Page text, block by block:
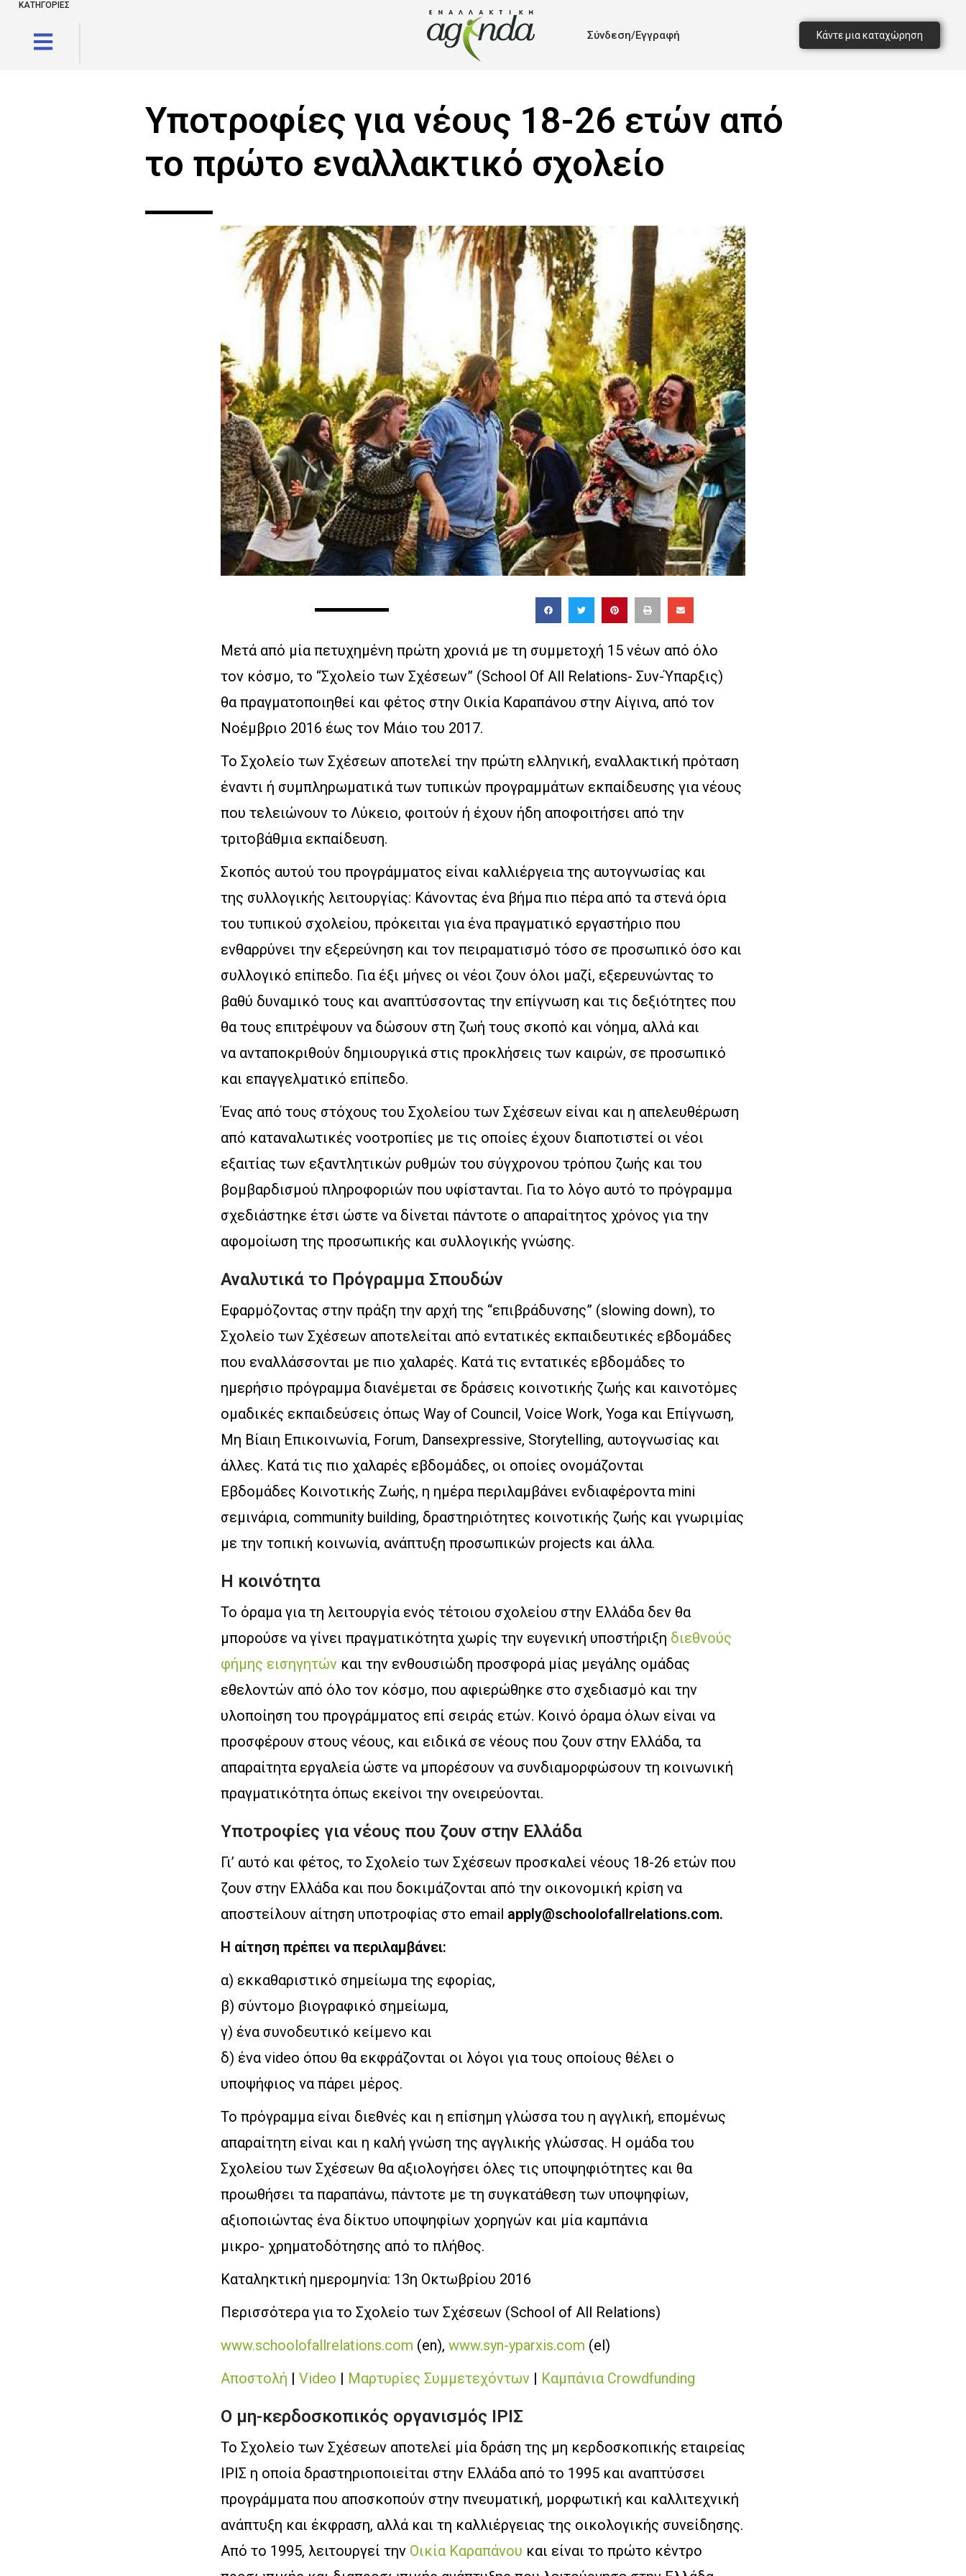
ΚΑΤΗΓΟΡΙΕΣ
Σύνδεση/Εγγραφή Κάντε μια καταχώρηση
Υποτροφίες για νέους 18-26 ετών από
το πρώτο εναλλακτικό σχολείο
Μετά από μία πετυχημένη πρώτη χρονιά με τη συμμετοχή 15 νέων από όλο
τον κόσμο, το “Σχολείο των Σχέσεων” (School Of All Relations- Συν-Ύπαρξις)
θα πραγματοποιηθεί και φέτος στην Οικία Καραπάνου στην Αίγινα, από τον
Νοέμβριο 2016 έως τον Μάιο του 2017.
Το Σχολείο των Σχέσεων αποτελεί την πρώτη ελληνική, εναλλακτική πρόταση
έναντι ή συμπληρωματικά των τυπικών προγραμμάτων εκπαίδευσης για νέους
που τελειώνουν το Λύκειο, φοιτούν ή έχουν ήδη αποφοιτήσει από την
τριτοβάθμια εκπαίδευση.
Σκοπός αυτού του προγράμματος είναι καλλιέργεια της αυτογνωσίας και
της συλλογικής λειτουργίας: Κάνοντας ένα βήμα πιο πέρα από τα στενά όρια
του τυπικού σχολείου, πρόκειται για ένα πραγματικό εργαστήριο που
ενθαρρύνει την εξερεύνηση και τον πειραματισμό τόσο σε προσωπικό όσο και
συλλογικό επίπεδο. Για έξι μήνες οι νέοι ζουν όλοι μαζί, εξερευνώντας το
βαθύ δυναμικό τους και αναπτύσσοντας την επίγνωση και τις δεξιότητες που
θα τους επιτρέψουν να δώσουν στη ζωή τους σκοπό και νόημα, αλλά και
να ανταποκριθούν δημιουργικά στις προκλήσεις των καιρών, σε προσωπικό
και επαγγελματικό επίπεδο.
Ένας από τους στόχους του Σχολείου των Σχέσεων είναι και η απελευθέρωση
από καταναλωτικές νοοτροπίες με τις οποίες έχουν διαποτιστεί οι νέοι
εξαιτίας των εξαντλητικών ρυθμών του σύγχρονου τρόπου ζωής και του
βομβαρδισμού πληροφοριών που υφίστανται. Για το λόγο αυτό το πρόγραμμα
σχεδιάστηκε έτσι ώστε να δίνεται πάντοτε ο απαραίτητος χρόνος για την
αφομοίωση της προσωπικής και συλλογικής γνώσης.
Αναλυτικά το Πρόγραμμα Σπουδών
Εφαρμόζοντας στην πράξη την αρχή της “επιβράδυνσης” (slowing down), το
Σχολείο των Σχέσεων αποτελείται από εντατικές εκπαιδευτικές εβδομάδες
που εναλλάσσονται με πιο χαλαρές. Κατά τις εντατικές εβδομάδες το
ημερήσιο πρόγραμμα διανέμεται σε δράσεις κοινοτικής ζωής και καινοτόμες
ομαδικές εκπαιδεύσεις όπως Way of Council, Voice Work, Yoga και Επίγνωση,
Μη Βίαιη Επικοινωνία, Forum, Dansexpressive, Storytelling, αυτογνωσίας και
άλλες. Κατά τις πιο χαλαρές εβδομάδες, οι οποίες ονομάζονται
Εβδομάδες Κοινοτικής Ζωής, η ημέρα περιλαμβάνει ενδιαφέροντα mini
σεμινάρια, community building, δραστηριότητες κοινοτικής ζωής και γνωριμίας
με την τοπική κοινωνία, ανάπτυξη προσωπικών projects και άλλα.
Η κοινότητα
Το όραμα για τη λειτουργία ενός τέτοιου σχολείου στην Ελλάδα δεν θα
μπορούσε να γίνει πραγματικότητα χωρίς την ευγενική υποστήριξη διεθνούς
φήμης εισηγητών και την ενθουσιώδη προσφορά μίας μεγάλης ομάδας
εθελοντών από όλο τον κόσμο, που αφιερώθηκε στο σχεδιασμό και την
υλοποίηση του προγράμματος επί σειράς ετών. Κοινό όραμα όλων είναι να
προσφέρουν στους νέους, και ειδικά σε νέους που ζουν στην Ελλάδα, τα
απαραίτητα εργαλεία ώστε να μπορέσουν να συνδιαμορφώσουν τη κοινωνική
πραγματικότητα όπως εκείνοι την ονειρεύονται.
Υποτροφίες για νέους που ζουν στην Ελλάδα
Γι’ αυτό και φέτος, το Σχολείο των Σχέσεων προσκαλεί νέους 18-26 ετών που
ζουν στην Ελλάδα και που δοκιμάζονται από την οικονομική κρίση να
αποστείλουν αίτηση υποτροφίας στο email apply@schoolofallrelations.com.
Η αίτηση πρέπει να περιλαμβάνει:
α) εκκαθαριστικό σημείωμα της εφορίας,
β) σύντομο βιογραφικό σημείωμα,
γ) ένα συνοδευτικό κείμενο και
δ) ένα video όπου θα εκφράζονται οι λόγοι για τους οποίους θέλει ο
υποψήφιος να πάρει μέρος.
Το πρόγραμμα είναι διεθνές και η επίσημη γλώσσα του η αγγλική, επομένως
απαραίτητη είναι και η καλή γνώση της αγγλικής γλώσσας. Η ομάδα του
Σχολείου των Σχέσεων θα αξιολογήσει όλες τις υποψηφιότητες και θα
προωθήσει τα παραπάνω, πάντοτε με τη συγκατάθεση των υποψηφίων,
αξιοποιώντας ένα δίκτυο υποψηφίων χορηγών και μία καμπάνια
μικρο- χρηματοδότησης από το πλήθος.
Καταληκτική ημερομηνία: 13η Οκτωβρίου 2016
Περισσότερα για το Σχολείο των Σχέσεων (School of All Relations)
www.schoolofallrelations.com (en), www.syn-yparxis.com (el)
Αποστολή | Video | Μαρτυρίες Συμμετεχόντων | Καμπάνια Crowdfunding
Ο μη-κερδοσκοπικός οργανισμός ΙΡΙΣ
Το Σχολείο των Σχέσεων αποτελεί μία δράση της μη κερδοσκοπικής εταιρείας
ΙΡΙΣ η οποία δραστηριοποιείται στην Ελλάδα από το 1995 και αναπτύσσει
προγράμματα που αποσκοπούν στην πνευματική, μορφωτική και καλλιτεχνική
ανάπτυξη και έκφραση, αλλά και τη καλλιέργειας της οικολογικής συνείδησης.
Από το 1995, λειτουργεί την Οικία Καραπάνου και είναι το πρώτο κέντρο